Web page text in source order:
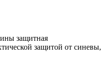
защитная
защитой от синевы,